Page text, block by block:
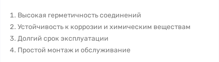
Высокая герметичность соединений
Устойчивость к коррозии и химическим веществам
Долгий срок эксплуатации
Простой монтаж и обслуживание